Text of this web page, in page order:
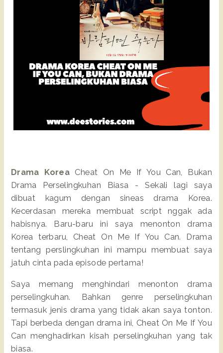
Drama Korea Cheat On Me If You Can, Bukan
Drama Perselingkuhan Biasa - Sekali lagi saya
dibuat kagum dengan sineas drama Korea.
Kecerdasan mereka membuat script nggak ada
habisnya. Baru-baru ini saya menonton drama
Korea terbaru, Cheat On Me If You Can. Drama
tentang perslingkuhan ini mampu membuat saya
jatuh cinta pada episode pertama!
Saya memang menghindari menonton drama
perselingkuhan. Bahkan genre perselingkuhan
termasuk jenis drama yang tidak akan saya tonton.
Tapi berbeda dengan drama ini, Cheat On Me If You
Can menghadirkan kisah perselingkuhan yang tak
biasa.